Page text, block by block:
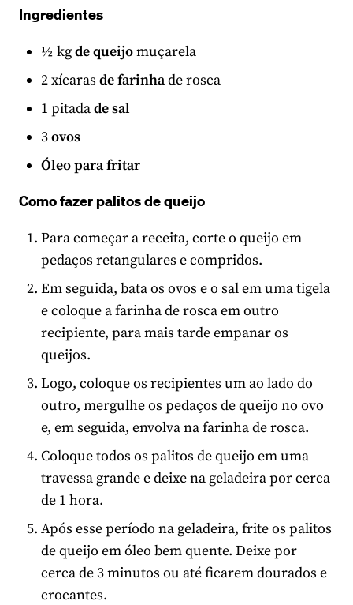
Ingredientes
½ kgde queijomuçarela
2 xícaras de farinhade rosca
1 pitadade sal
3ovos
Óleo para fritar
Como fazer palitos de queijo
Para começar a receita, corte o queijo em
pedaços retangulares e compridos.
Em seguida, bata os ovos e o sal em uma tigela
e coloque a farinha de rosca em outro
recipiente, para mais tarde empanar os
queijos.
Logo, coloque os recipientes um ao lado do
outro, mergulhe os pedaços de queijo no ovo
e, em seguida, envolva na farinha de rosca.
Coloque todos os palitos de queijo em uma
travessa grande e deixe na geladeira por cerca
de 1 hora.
Após esse período na geladeira, frite os palitos
de queijo em óleo bem quente. Deixe por
cerca de 3 minutos ou até ficarem dourados e
crocantes.